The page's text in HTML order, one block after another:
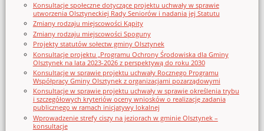
Konsultacje społeczne dotyczące projektu uchwały w sprawie
utworzenia Olsztyneckiej Rady Seniorów i nadania jej Statutu
Zmiany rodzaju miejscowości Kąpity
Zmiany rodzaju miejscowości Spoguny
Projekty statutów sołectw gminy Olsztynek
Konsultacje projektu „Programu Ochrony Środowiska dla Gminy
Olsztynek na lata 2023-2026 z perspektywą do roku 2030
Konsultacje w sprawie projektu uchwały Rocznego Programu
Współpracy Gminy Olsztynek z organizacjami pozarządowymi
Konsultacje w sprawie projektu uchwały w sprawie określenia trybu
i szczegółowych kryteriów oceny wniosków o realizację zadania
publicznego w ramach inicjatywy lokalnej
Wprowadzenie strefy ciszy na jeziorach w gminie Olsztynek –
konsultacje